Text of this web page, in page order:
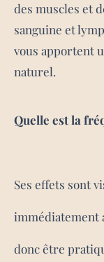
des muscles et
sanguine et
vous apportent
naturel.
Quelle est la
Ses effets sont
immédiatement
donc être